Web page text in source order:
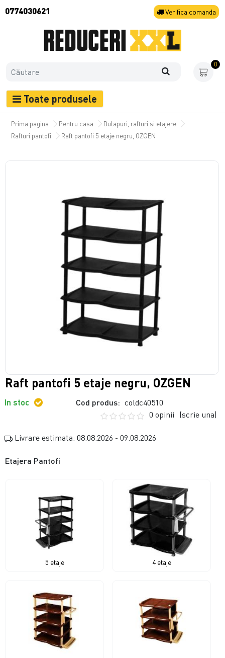
0774030621 Verifica comanda
0
Toate produsele
Prima pagina Pentru casa
Dulapuri, rafturi si etajere
Rafturi pantofi
Raft pantofi 5 etaje negru, OZGEN
Raft pantofi 5 etaje negru, OZGEN
In stoc Cod produs: coldc40510
0 opinii (scrie una)
Livrare estimata: 08.08.2026 - 09.08.2026
Etajera Pantofi
5 etaje 4 etaje